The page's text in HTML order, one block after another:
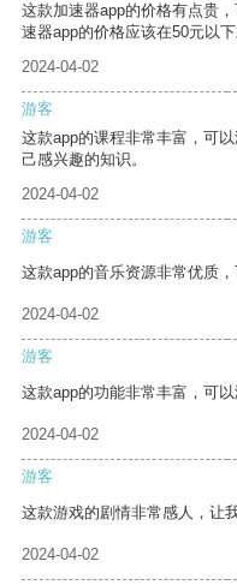
这款加速器app的价格有点贵
速器app的价格应该在50元以下
2024-04-02
游客
这款app的课程非常丰富，可
己感兴趣的知识。
2024-04-02
游客
这款app的音乐资源非常优质
2024-04-02
游客
这款app的功能非常丰富，可以
2024-04-02
游客
这款游戏的剧情非常感人，让
2024-04-02